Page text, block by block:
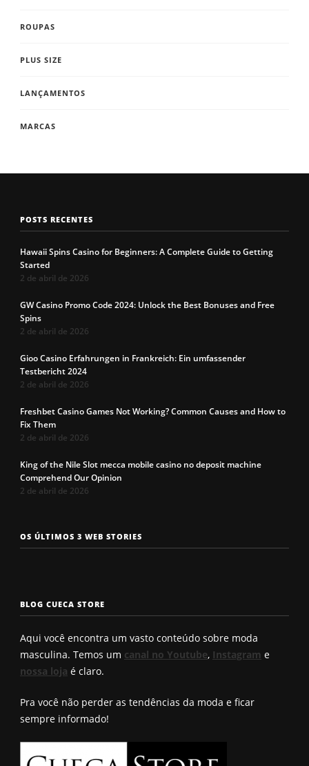
ROUPAS
PLUS SIZE
LANÇAMENTOS
MARCAS
POSTS RECENTES
Hawaii Spins Casino for Beginners: A Complete Guide to Getting
Started
2 de abril de 2026
GW Casino Promo Code 2024: Unlock the Best Bonuses and Free
Spins
2 de abril de 2026
Gioo Casino Erfahrungen in Frankreich: Ein umfassender
Testbericht 2024
2 de abril de 2026
Freshbet Casino Games Not Working? Common Causes and How to
Fix Them
2 de abril de 2026
King of the Nile Slot mecca mobile casino no deposit machine
Comprehend Our Opinion
2 de abril de 2026
OS ÚLTIMOS 3 WEB STORIES
Os 7 tipos de
rosto
seu?
Cueca com
enchimento
a cueca
Roberto
BLOG CUECA STORE
Aqui você encontra um vasto conteúdo sobre moda
masculina. Temos um canal no Youtube, Instagram e
nossa loja é claro.
Pra você não perder as tendências da moda e ficar
sempre informado!